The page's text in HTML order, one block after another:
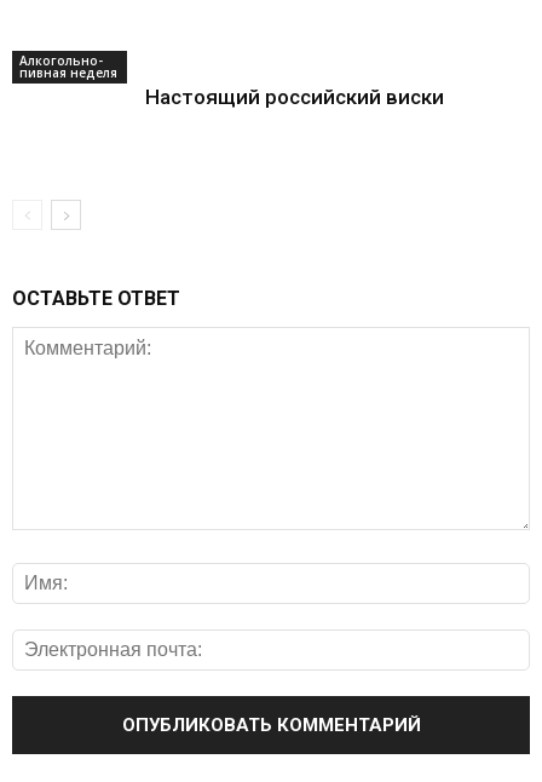
Алкогольно-
пивная неделя
Настоящий российский виски
ОСТАВЬТЕ ОТВЕТ